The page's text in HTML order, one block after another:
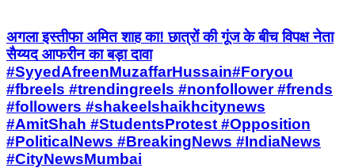
अगला इस्तीफा अमित शाह का! छात्रों की गूंज के बीच विपक्ष नेता
सैय्यद आफरीन का बड़ा दावा
#SyyedAfreenMuzaffarHussain#Foryou
#fbreels #trendingreels #nonfollower #frends
#followers #shakeelshaikhcitynews
#AmitShah #StudentsProtest #Opposition
#PoliticalNews #BreakingNews #IndiaNews
#CityNewsMumbai